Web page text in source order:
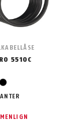
5510C